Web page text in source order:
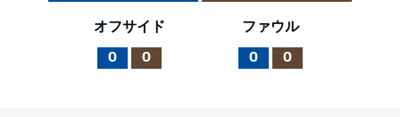
オフサイド
0 0
ファウル
0 0